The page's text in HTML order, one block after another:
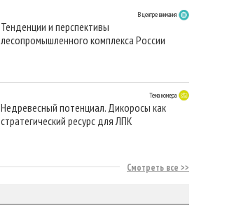
В центре внимания
Тенденции и перспективы
лесопромышленного комплекса России
Тема номера
Недревесный потенциал. Дикоросы как
стратегический ресурс для ЛПК
Смотреть все